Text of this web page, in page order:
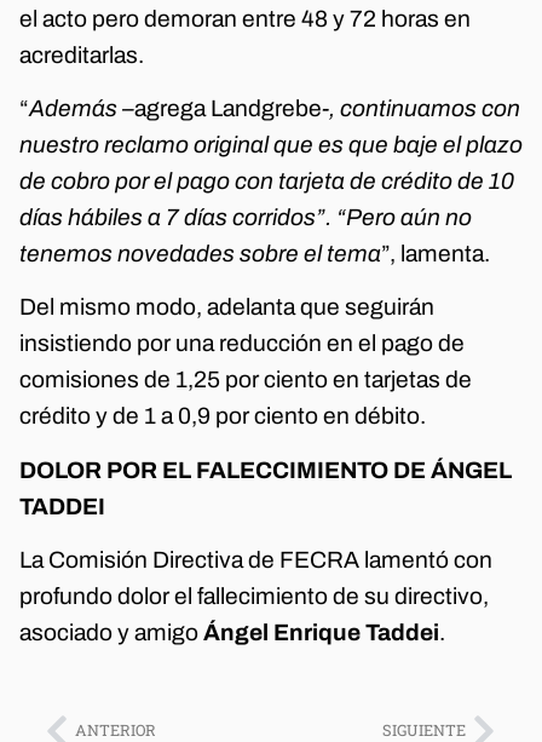
el acto pero demoran entre 48 y 72 horas en
acreditarlas.
“Además –agrega Landgrebe-, continuamos con
nuestro reclamo original que es que baje el plazo
de cobro por el pago con tarjeta de crédito de 10
días hábiles a 7 días corridos”. “Pero aún no
tenemos novedades sobre el tema”, lamenta.
Del mismo modo, adelanta que seguirán
insistiendo por una reducción en el pago de
comisiones de 1,25 por ciento en tarjetas de
crédito y de 1 a 0,9 por ciento en débito.
DOLOR POR EL FALECCIMIENTO DE ÁNGEL
TADDEI
La Comisión Directiva de FECRA lamentó con
profundo dolor el fallecimiento de su directivo,
asociado y amigoÁngel Enrique Taddei.
ANTERIOR SIGUIENTE